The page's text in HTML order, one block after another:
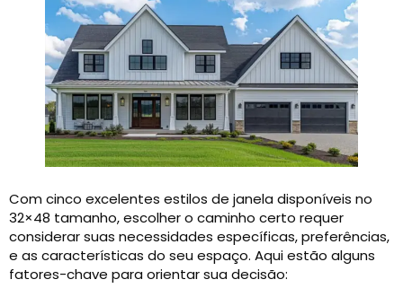
Com cinco excelentes estilos de janela disponíveis no
32×48 tamanho, escolher o caminho certo requer
considerar suas necessidades específicas, preferências,
e as características do seu espaço. Aqui estão alguns
fatores-chave para orientar sua decisão: